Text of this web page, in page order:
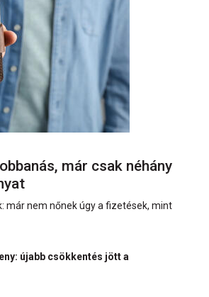
már csak néhány
már nem nőnek úgy a fizetések, mint
újabb csökkentés jött a